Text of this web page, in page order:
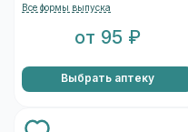
Все формы выпуска
от 95 ₽
Выбрать аптеку